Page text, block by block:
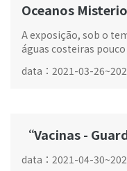
Oceanos
A exposição, sob o
águas costeiras
data ： 2021-03-26~
data ： 2021-04-30~